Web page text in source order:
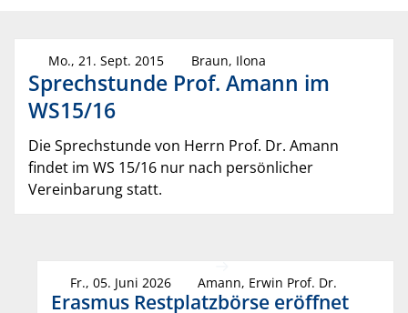
Mo., 21. Sept. 2015 Braun, Ilona
Sprechstunde Prof. Amann im
WS15/16
Die Sprechstunde von Herrn Prof. Dr. Amann
findet im WS 15/16 nur nach persönlicher
Vereinbarung statt.
Fr., 05. Juni 2026 Amann, Erwin Prof. Dr.
Erasmus Restplatzbörse eröffnet